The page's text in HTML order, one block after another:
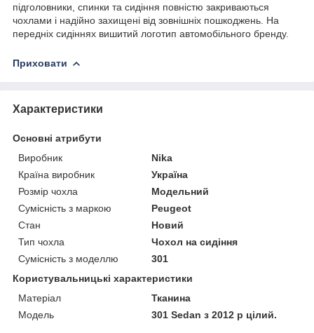
підголовники, спинки та сидіння повністю закриваються
чохлами і надійно захищені від зовнішніх пошкоджень. На
передніх сидіннях вишитий логотип автомобільного бренду.
Приховати
Характеристики
Основні атрибути
Виробник
Nika
Країна виробник
Україна
Розмір чохла
Модельний
Сумісність з маркою
Peugeot
Стан
Новий
Тип чохла
Чохол на сидіння
Сумісність з моделлю
301
Користувальницькі характеристики
Матеріал
Тканина
Модель
301 Sedan з 2012 р цілий.